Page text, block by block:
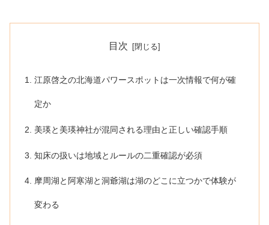
目次
江原啓之の北海道パワースポットは一次情報で何が確
定か
美瑛と美瑛神社が混同される理由と正しい確認手順
知床の扱いは地域とルールの二重確認が必須
摩周湖と阿寒湖と洞爺湖は湖のどこに立つかで体験が
変わる